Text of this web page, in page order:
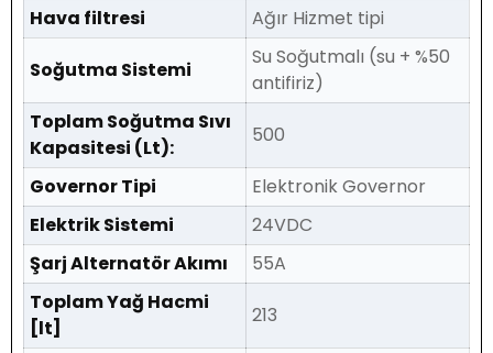
Hava filtresi
Ağır Hizmet tipi
Soğutma Sistemi
Su Soğutmalı (su + %50
antifiriz)
Toplam Soğutma Sıvı
Kapasitesi (Lt):
500
Governor Tipi
Elektronik Governor
Elektrik Sistemi
24VDC
Şarj Alternatör Akımı
55A
Toplam Yağ Hacmi
[lt]
213